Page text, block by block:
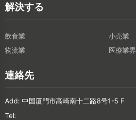
解決する
飲食業
小売業
物流業
医療業界
連絡先
Add: 中国厦門市高崎南十二路8号1-5 F
Tel: